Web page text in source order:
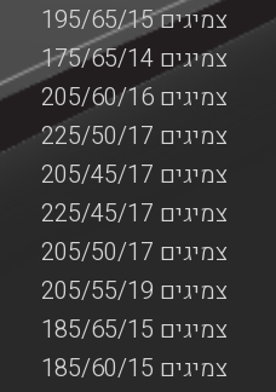
צמיגים 195/65/15
צמיגים 175/65/14
צמיגים 205/60/16
צמיגים 225/50/17
צמיגים 205/45/17
צמיגים 225/45/17
צמיגים 205/50/17
צמיגים 205/55/19
צמיגים 185/65/15
צמיגים 185/60/15